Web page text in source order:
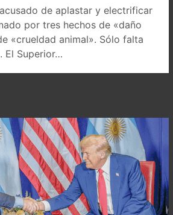
de aplastar y electrificar
por tres hechos de «daño
«crueldad animal». Sólo falta
El Superior…